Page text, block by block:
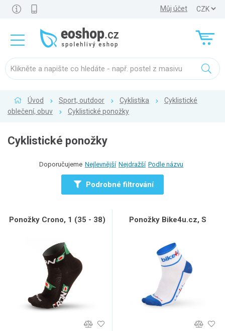
Můj účet
Úvod Sport, outdoor Cyklistika
Cyklistické
oblečení, obuv
Cyklistické ponožky
Cyklistické ponožky
Doporučujeme Nejlevnější Nejdražší Podle názvu
Podrobné filtrování
Ponožky Crono, 1 (35 - 38) Ponožky Bike4u.cz, S